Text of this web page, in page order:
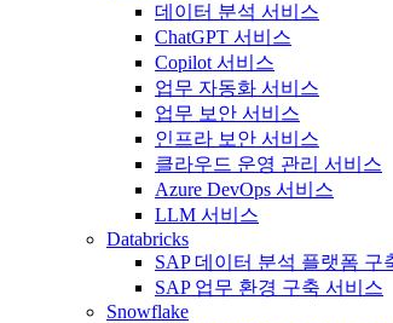
데이터 분석 서비스
ChatGPT 서비스
Copilot 서비스
업무 자동화 서비스
업무 보안 서비스
인프라 보안 서비스
클라우드 운영 관리 서비스
Azure DevOps 서비스
LLM 서비스
Databricks
SAP 데이터 분석 플랫폼 구
SAP 업무 환경 구축 서비스
Snowflake